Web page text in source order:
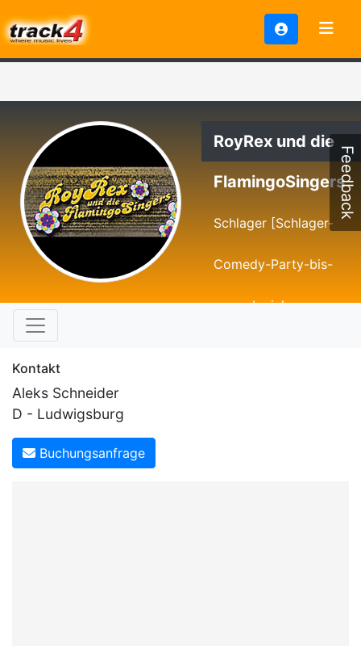
RoyRex und die
FlamingoSingers
Schlager [Schlager-
Comedy-Party-bis-
zum-abwinken-
Kontakt
Aleks Schneider
D - Ludwigsburg
Buchungsanfrage
Feedback